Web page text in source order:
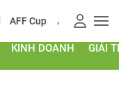
Giá vàng
KINH DOANH GIẢI